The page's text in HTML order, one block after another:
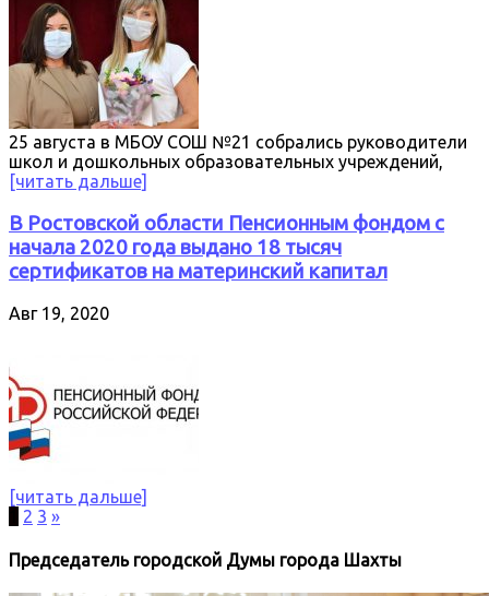
25 августа в МБОУ СОШ №21 собрались руководители
школ и дошкольных образовательных учреждений,
[читать дальше]
В Ростовской области Пенсионным фондом с
начала 2020 года выдано 18 тысяч
сертификатов на материнский капитал
Авг 19, 2020
[читать дальше]
2 3 »
Председатель городской Думы города Шахты